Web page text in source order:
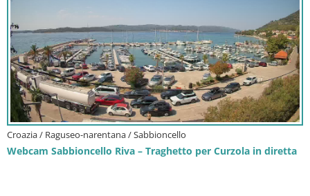
Croazia / Raguseo-narentana / Sabbioncello
Webcam Sabbioncello Riva – Traghetto per Curzola in diretta